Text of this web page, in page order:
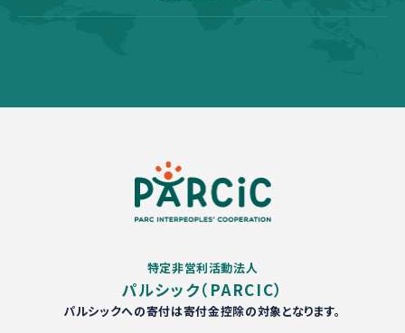
特定非営利活動法人
パルシック（PARCIC）
パルシックへの寄付は寄付金控除の対象となります。